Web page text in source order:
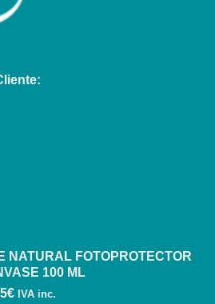
NATURAL FOTOPROTECTOR
100 ML
€ IVA inc.